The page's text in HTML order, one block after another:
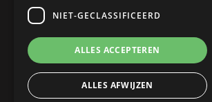
09:00 -
09:00 -
Vrijdag
09:00 -
Zaterdag
09:00 - 16:00
Zondag
Gesloten
NIET-GECLASSIFICEERD
ALLES ACCEPTEREN
ALLES AFWIJZEN